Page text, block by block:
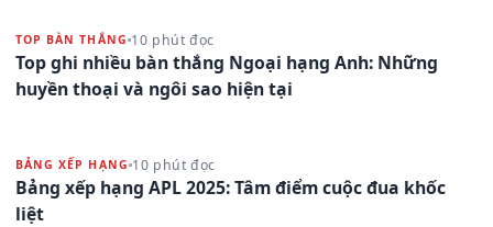
TOP BÀN THẮNG 10 phút đọc
Top ghi nhiều bàn thắng Ngoại hạng Anh: Những
huyền thoại và ngôi sao hiện tại
BẢNG XẾP HẠNG 10 phút đọc
Bảng xếp hạng APL 2025: Tâm điểm cuộc đua khốc
liệt